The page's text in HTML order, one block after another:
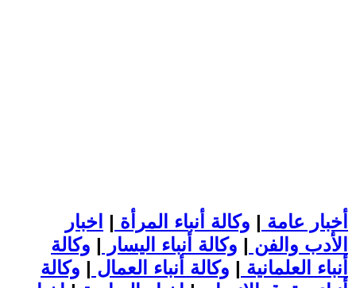
أخبار عامة | وكالة أنباء المرأة | اخبار
الأدب والفن | وكالة أنباء اليسار | وكالة
أنباء العلمانية | وكالة أنباء العمال | وكالة